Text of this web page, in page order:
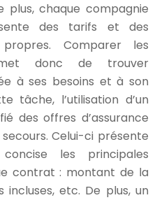
plus, chaque compagnie
des tarifs et des
Comparer les
donc de trouver
à ses besoins et à son
tâche, l’utilisation d’un
des offres d’assurance
Celui-ci présente
les principales
contrat : montant de la
incluses, etc. De plus, un